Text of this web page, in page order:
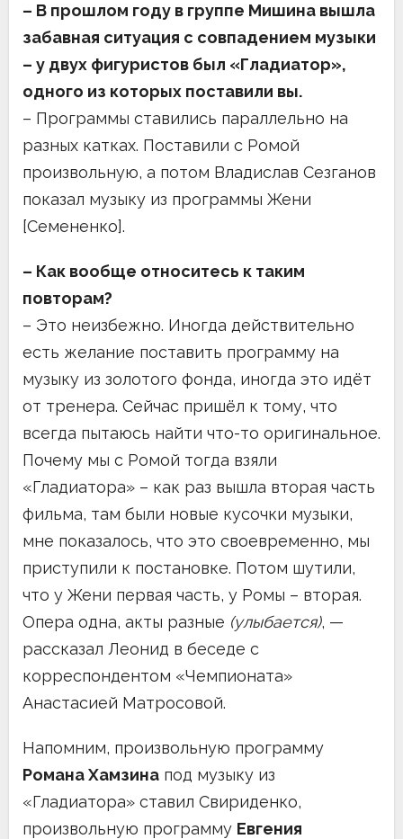
– В прошлом году в группе Мишина вышла
забавная ситуация с совпадением музыки
– у двух фигуристов был «Гладиатор»,
одного из которых поставили вы.
– Программы ставились параллельно на
разных катках. Поставили с Ромой
произвольную, а потом Владислав Сезганов
показал музыку из программы Жени
[Семененко].
– Как вообще относитесь к таким
повторам?
– Это неизбежно. Иногда действительно
есть желание поставить программу на
музыку из золотого фонда, иногда это идёт
от тренера. Сейчас пришёл к тому, что
всегда пытаюсь найти что-то оригинальное.
Почему мы с Ромой тогда взяли
«Гладиатора» – как раз вышла вторая часть
фильма, там были новые кусочки музыки,
мне показалось, что это своевременно, мы
приступили к постановке. Потом шутили,
что у Жени первая часть, у Ромы – вторая.
Опера одна, акты разные (улыбается), —
рассказал Леонид в беседе с
корреспондентом «Чемпионата»
Анастасией Матросовой.
Напомним, произвольную программу
Романа Хамзина под музыку из
«Гладиатора» ставил Свириденко,
произвольную программу Евгения